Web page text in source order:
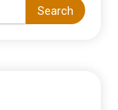
Search